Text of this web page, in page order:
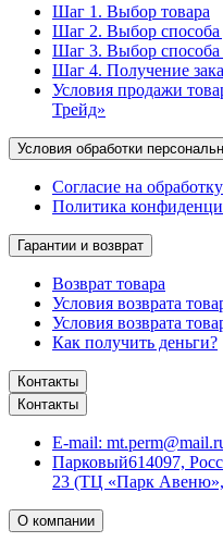
Шаг 1. Выбор товара
Шаг 2. Выбор способа
Шаг 3. Выбор способа
Шаг 4. Получение
Условия продажи
Трейд»
Условия обработки
Согласие на
Политика
Гарантии и возврат
Возврат товара
Условия возврата
Условия возврата
Как получить деньги?
Контакты
Контакты
E-mail:
Парковый614097,
23 (ТЦ «Парк Авеню»,
О компании